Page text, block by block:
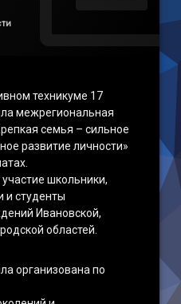
на
техникуме 17
межрегиональная
семья – сильное
развитие личности»
школьники,
и студенты
Ивановской,
областей.
организована по